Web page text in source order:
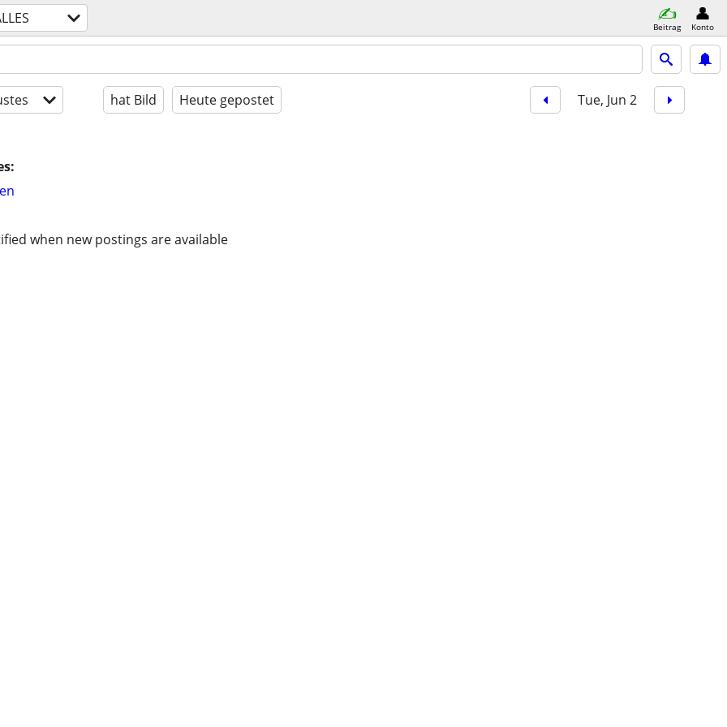
Beitrag Konto
hat Bild Heute gepostet Tue, Jun 2
when new postings are available